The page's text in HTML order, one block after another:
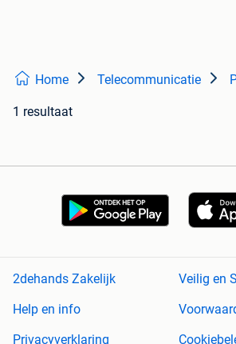
Home Telecommunicatie
1 resultaat
2dehands Zakelijk
Veilig en
Help en info
Privacyverklaring